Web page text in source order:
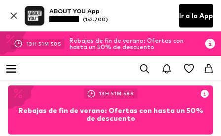
ABOUT YOU App
(152.700) Ir a la App
13H 51M 57 S
Rebajas de fin de verano: Ofertas con
hasta un 50% de descuento
13H 51M 57 S
Rebajas de fin de verano: Ofertas con hasta un 50%
de descuento